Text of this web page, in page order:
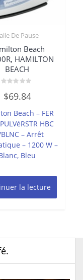
De Pause
Beach
HAMILTON
BEACH
0
sur
$69.84
Beach – FER
HBC
– Arrêt
– 1200 W –
Bleu
la lecture